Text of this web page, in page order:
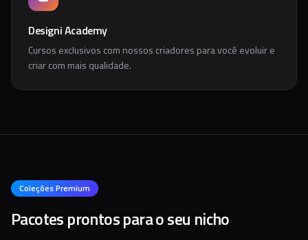
Designi Academy
Cursos exclusivos com nossos criadores para você evoluir e
criar com mais qualidade.
Coleções Premium
Pacotes prontos para o seu nicho